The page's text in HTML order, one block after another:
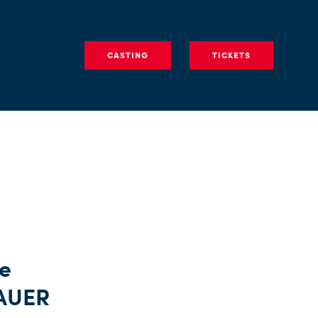
CASTING TICKETS